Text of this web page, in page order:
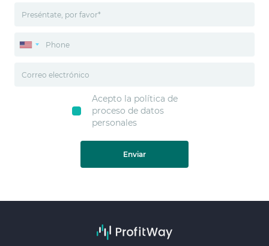
Acepto la política de
proceso de datos
personales
Enviar